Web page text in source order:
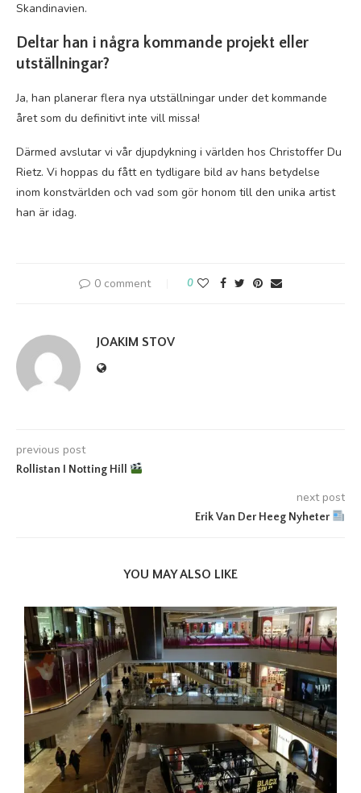
Skandinavien.
Deltar han i några kommande projekt eller
utställningar?
Ja, han planerar flera nya utställningar under det kommande
året som du definitivt inte vill missa!
Därmed avslutar vi vår djupdykning i världen hos Christoffer Du
Rietz. Vi hoppas du fått en tydligare bild av hans betydelse
inom konstvärlden och vad som gör honom till den unika artist
han är idag.
0 comment 0
JOAKIM STOV
previous post
Rollistan I Notting Hill
next post
Erik Van Der Heeg Nyheter
YOU MAY ALSO LIKE